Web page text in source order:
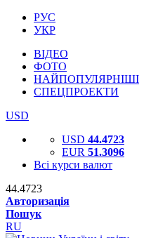
РУС
УКР
ВІДЕО
ФОТО
НАЙПОПУЛЯРНІШІ
СПЕЦПРОЕКТИ
USD
USD 44.4723
EUR 51.3096
Всі курси валют
44.4723
Авторизація
Пошук
RU